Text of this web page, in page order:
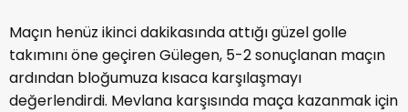
Maçın henüz ikinci dakikasında attığı güzel golle
takımını öne geçiren Gülegen, 5-2 sonuçlanan maçın
ardından bloğumuza kısaca karşılaşmayı
değerlendirdi. Mevlana karşısında maça kazanmak için